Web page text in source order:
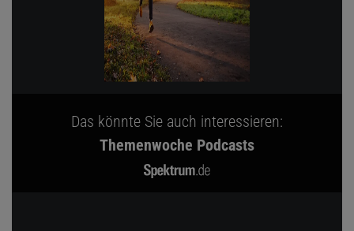
Das könnte Sie auch interessieren:
Themenwoche Podcasts